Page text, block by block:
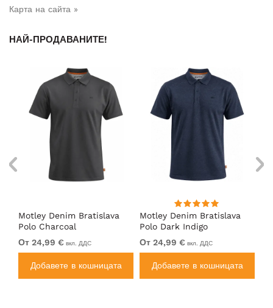
Карта на сайта »
НАЙ-ПРОДАВАНИТЕ!
Motley Denim Bratislava
Polo Charcoal
От 24,99 € вкл. ДДС
Добавете в кошницата
Motley Denim Bratislava
Polo Dark Indigo
От 24,99 € вкл. ДДС
Добавете в кошницата